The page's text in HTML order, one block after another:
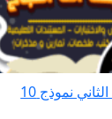
نموذج 10